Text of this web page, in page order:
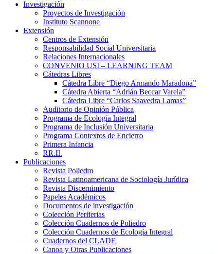
Investigación
Proyectos de Investigación
Instituto Scannone
Extensión
Centros de Extensión
Responsabilidad Social Universitaria
Relaciones Internacionales
CONVENIO USI – LEARNING TEAM
Cátedras Libres
Cátedra Libre “Diego Armando Maradona”
Cátedra Abierta “Adrián Beccar Varela”
Cátedra Libre “Carlos Saavedra Lamas”
Auditorio de Opinión Pública
Programa de Ecología Integral
Programa de Inclusión Universitaria
Programa Contextos de Encierro
Primera Infancia
RR.II.
Publicaciones
Revista Poliedro
Revista Latinoamericana de Sociología Jurídica
Revista Discernimiento
Papeles Académicos
Documentos de investigación
Colección Periferias
Colección Cuadernos de Poliedro
Colección Cuadernos de Ecología Integral
Cuadernos del CLADE
Canoa y Otras Publicaciones